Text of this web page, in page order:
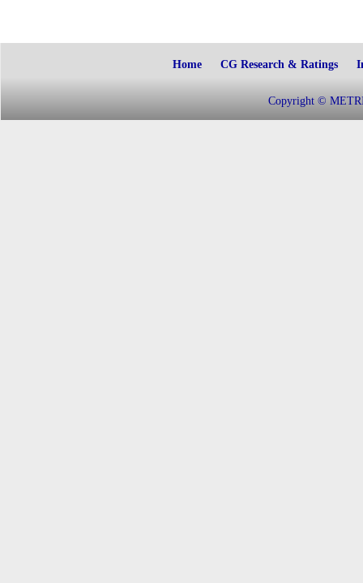
Home CG Research & Ratings
Copyright ©